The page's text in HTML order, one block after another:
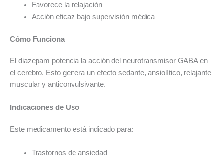
Favorece la relajación
Acción eficaz bajo supervisión médica
Cómo Funciona
El diazepam potencia la acción del neurotransmisor GABA en
el cerebro. Esto genera un efecto sedante, ansiolítico, relajante
muscular y anticonvulsivante.
Indicaciones de Uso
Este medicamento está indicado para:
Trastornos de ansiedad